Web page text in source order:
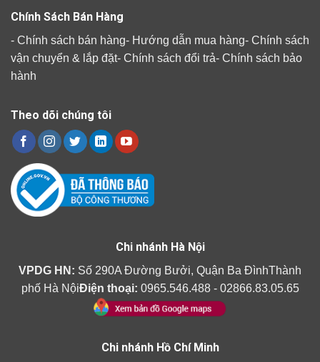
Chính Sách Bán Hàng
- Chính sách bán hàng- Hướng dẫn mua hàng- Chính sách
vận chuyển & lắp đặt- Chính sách đổi trả- Chính sách bảo
hành
Theo dõi chúng tôi
Chi nhánh Hà Nội
VPDG HN: Số 290A Đường Bưởi, Quận Ba ĐìnhThành
phố Hà NộiĐiện thoại: 0965.546.488 - 02866.83.05.65
Chi nhánh Hồ Chí Minh